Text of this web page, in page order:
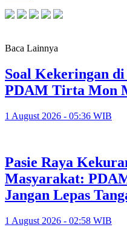
Baca Lainnya
Soal Kekeringan
PDAM Tirta Mon
1 August 2026 - 05:36 WIB
Pasie Raya
Masyarakat:
Jangan Lepas
1 August 2026 - 02:58 WIB